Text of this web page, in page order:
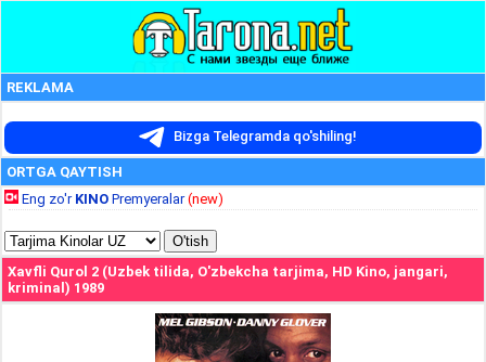
REKLAMA
Bizga Telegramda qo'shiling!
ORTGA QAYTISH
Eng zo'r KINO Premyeralar(new)
Xavfli Qurol 2 (Uzbek tilida, O'zbekcha tarjima, HD Kino, jangari,
kriminal) 1989